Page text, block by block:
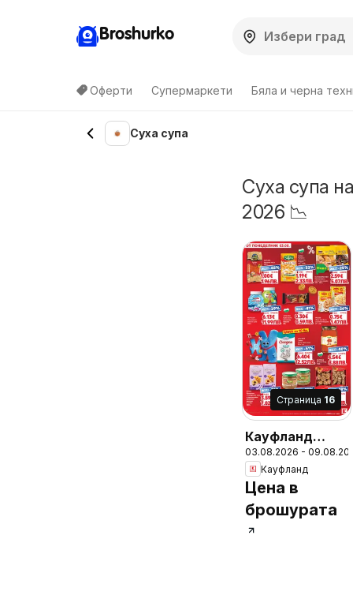
Broshurko
Оферти Супермаркети Бяла и черна
Суха супа
Суха супа
2026 📉
Cтраница 16
Кауфланд
Седмична
брошура
03.08.2026 -
Кауфланд
Цена в
брошурата